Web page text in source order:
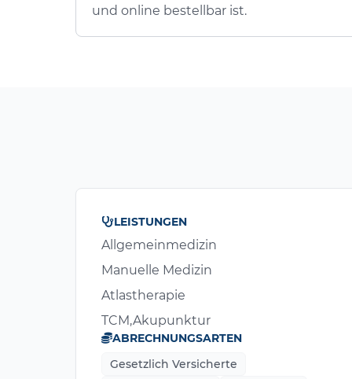
und online bestellbar ist.
LEISTUNGEN
Allgemeinmedizin
Manuelle Medizin
Atlastherapie
TCM,Akupunktur
ABRECHNUNGSARTEN
Gesetzlich Versicherte